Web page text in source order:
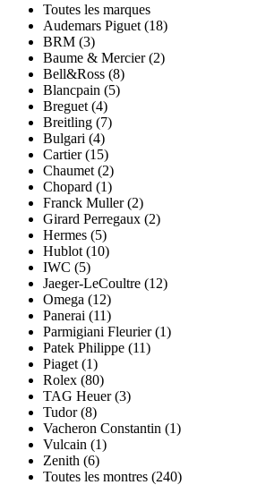
Toutes les marques
Audemars Piguet (18)
BRM (3)
Baume & Mercier (2)
Bell&Ross (8)
Blancpain (5)
Breguet (4)
Breitling (7)
Bulgari (4)
Cartier (15)
Chaumet (2)
Chopard (1)
Franck Muller (2)
Girard Perregaux (2)
Hermes (5)
Hublot (10)
IWC (5)
Jaeger-LeCoultre (12)
Omega (12)
Panerai (11)
Parmigiani Fleurier (1)
Patek Philippe (11)
Piaget (1)
Rolex (80)
TAG Heuer (3)
Tudor (8)
Vacheron Constantin (1)
Vulcain (1)
Zenith (6)
Toutes les montres (240)